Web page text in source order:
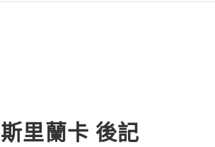
里蘭卡 後記